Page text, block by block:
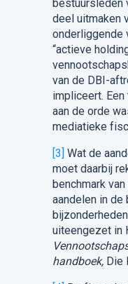
bestuursleden
deel uitmaken
onderliggende
“actieve
van de DBI-
impliceert.
aan de orde
mediatieke
[3] Wat de
moet daarbij
benchmark
aandelen in
uiteengezet in
handboek, Die